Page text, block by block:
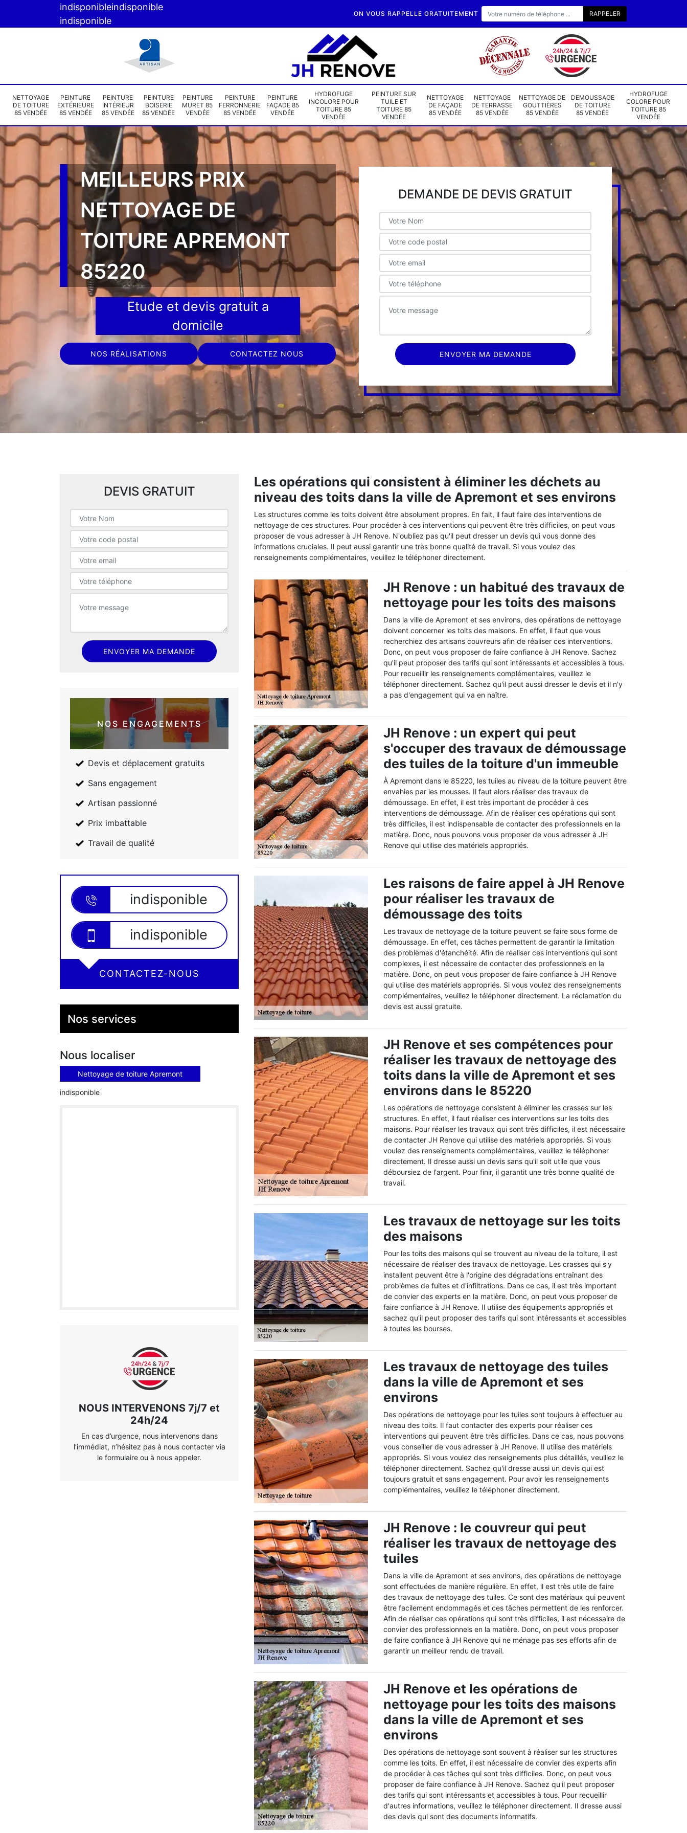
indisponibleindisponible
indisponible
ON VOUS RAPPELLE GRATUITEMENT
NETTOYAGE
DE TOITURE
85 VENDÉE
PEINTURE
EXTÉRIEURE
85 VENDÉE
PEINTURE
INTÉRIEUR
85 VENDÉE
PEINTURE
BOISERIE
85 VENDÉE
PEINTURE
MURET 85
VENDÉE
PEINTURE
FERRONNERIE
85 VENDÉE
PEINTURE
FAÇADE 85
VENDÉE
HYDROFUGE
INCOLORE POUR
TOITURE 85
VENDÉE
PEINTURE SUR
TUILE ET
TOITURE 85
VENDÉE
NETTOYAGE
DE FAÇADE
85 VENDÉE
NETTOYAGE
DE TERRASSE
85 VENDÉE
NETTOYAGE DE
GOUTTIÈRES
85 VENDÉE
DEMOUSSAGE
DE TOITURE
85 VENDÉE
HYDROFUGE
COLORE POUR
TOITURE 85
VENDÉE
MEILLEURS PRIX
NETTOYAGE DE
TOITURE APREMONT
85220
Etude et devis gratuit a
domicile
NOS RÉALISATIONS CONTACTEZ NOUS
DEMANDE DE DEVIS GRATUIT
DEVIS GRATUIT
NOS ENGAGEMENTS
Devis et déplacement gratuits
Sans engagement
Artisan passionné
Prix imbattable
Travail de qualité
indisponible
indisponible
CONTACTEZ-NOUS
Nos services
Nous localiser
Nettoyage de toiture Apremont
indisponible
NOUS INTERVENONS 7j/7 et
24h/24
En cas d’urgence, nous intervenons dans
l’immédiat, n’hésitez pas à nous contacter via
le formulaire ou à nous appeler.
Les opérations qui consistent à éliminer les déchets au
niveau des toits dans la ville de Apremont et ses environs
Les structures comme les toits doivent être absolument propres. En fait, il faut faire des interventions de
nettoyage de ces structures. Pour procéder à ces interventions qui peuvent être très difficiles, on peut vous
proposer de vous adresser à JH Renove. N'oubliez pas qu'il peut dresser un devis qui vous donne des
informations cruciales. Il peut aussi garantir une très bonne qualité de travail. Si vous voulez des
renseignements complémentaires, veuillez le téléphoner directement.
JH Renove : un habitué des travaux de
nettoyage pour les toits des maisons
Dans la ville de Apremont et ses environs, des opérations de nettoyage
doivent concerner les toits des maisons. En effet, il faut que vous
recherchiez des artisans couvreurs afin de réaliser ces interventions.
Donc, on peut vous proposer de faire confiance à JH Renove. Sachez
qu'il peut proposer des tarifs qui sont intéressants et accessibles à tous.
Pour recueillir les renseignements complémentaires, veuillez le
téléphoner directement. Sachez qu'il peut aussi dresser le devis et il n'y
a pas d'engagement qui va en naître.
JH Renove : un expert qui peut
s'occuper des travaux de démoussage
des tuiles de la toiture d'un immeuble
À Apremont dans le 85220, les tuiles au niveau de la toiture peuvent être
envahies par les mousses. Il faut alors réaliser des travaux de
démoussage. En effet, il est très important de procéder à ces
interventions de démoussage. Afin de réaliser ces opérations qui sont
très difficiles, il est indispensable de contacter des professionnels en la
matière. Donc, nous pouvons vous proposer de vous adresser à JH
Renove qui utilise des matériels appropriés.
Les raisons de faire appel à JH Renove
pour réaliser les travaux de
démoussage des toits
Les travaux de nettoyage de la toiture peuvent se faire sous forme de
démoussage. En effet, ces tâches permettent de garantir la limitation
des problèmes d'étanchéité. Afin de réaliser ces interventions qui sont
complexes, il est nécessaire de contacter des professionnels en la
matière. Donc, on peut vous proposer de faire confiance à JH Renove
qui utilise des matériels appropriés. Si vous voulez des renseignements
complémentaires, veuillez le téléphoner directement. La réclamation du
devis est aussi gratuite.
JH Renove et ses compétences pour
réaliser les travaux de nettoyage des
toits dans la ville de Apremont et ses
environs dans le 85220
Les opérations de nettoyage consistent à éliminer les crasses sur les
structures. En effet, il faut réaliser ces interventions sur les toits des
maisons. Pour réaliser les travaux qui sont très difficiles, il est nécessaire
de contacter JH Renove qui utilise des matériels appropriés. Si vous
voulez des renseignements complémentaires, veuillez le téléphoner
directement. Il dresse aussi un devis sans qu'il soit utile que vous
déboursiez de l'argent. Pour finir, il garantit une très bonne qualité de
travail.
Les travaux de nettoyage sur les toits
des maisons
Pour les toits des maisons qui se trouvent au niveau de la toiture, il est
nécessaire de réaliser des travaux de nettoyage. Les crasses qui s'y
installent peuvent être à l'origine des dégradations entraînant des
problèmes de fuites et d'infiltrations. Dans ce cas, il est très important
de convier des experts en la matière. Donc, on peut vous proposer de
faire confiance à JH Renove. Il utilise des équipements appropriés et
sachez qu'il peut proposer des tarifs qui sont intéressants et accessibles
à toutes les bourses.
Les travaux de nettoyage des tuiles
dans la ville de Apremont et ses
environs
Des opérations de nettoyage pour les tuiles sont toujours à effectuer au
niveau des toits. Il faut contacter des experts pour réaliser ces
interventions qui peuvent être très difficiles. Dans ce cas, nous pouvons
vous conseiller de vous adresser à JH Renove. Il utilise des matériels
appropriés. Si vous voulez des renseignements plus détaillés, veuillez le
téléphoner directement. Sachez qu'il dresse aussi un devis qui est
toujours gratuit et sans engagement. Pour avoir les renseignements
complémentaires, veuillez le téléphoner directement.
JH Renove : le couvreur qui peut
réaliser les travaux de nettoyage des
tuiles
Dans la ville de Apremont et ses environs, des opérations de nettoyage
sont effectuées de manière régulière. En effet, il est très utile de faire
des travaux de nettoyage des tuiles. Ce sont des matériaux qui peuvent
être facilement endommagés et ces tâches permettent de les renforcer.
Afin de réaliser ces opérations qui sont très difficiles, il est nécessaire de
convier des professionnels en la matière. Donc, on peut vous proposer
de faire confiance à JH Renove qui ne ménage pas ses efforts afin de
garantir un meilleur rendu de travail.
JH Renove et les opérations de
nettoyage pour les toits des maisons
dans la ville de Apremont et ses
environs
Des opérations de nettoyage sont souvent à réaliser sur les structures
comme les toits. En effet, il est nécessaire de convier des experts afin
de procéder à ces tâches qui sont très difficiles. Donc, on peut vous
proposer de faire confiance à JH Renove. Sachez qu'il peut proposer
des tarifs qui sont intéressants et accessibles à tous. Pour recueillir
d'autres informations, veuillez le téléphoner directement. Il dresse aussi
des devis qui sont des documents informatifs.